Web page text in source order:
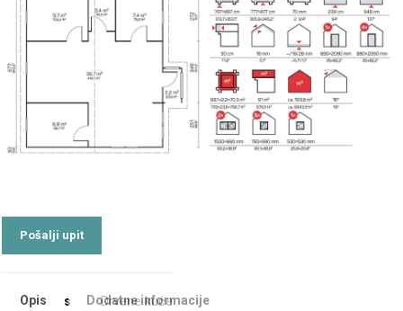
Categories Drvene kuće
Opis Dodatne informacije